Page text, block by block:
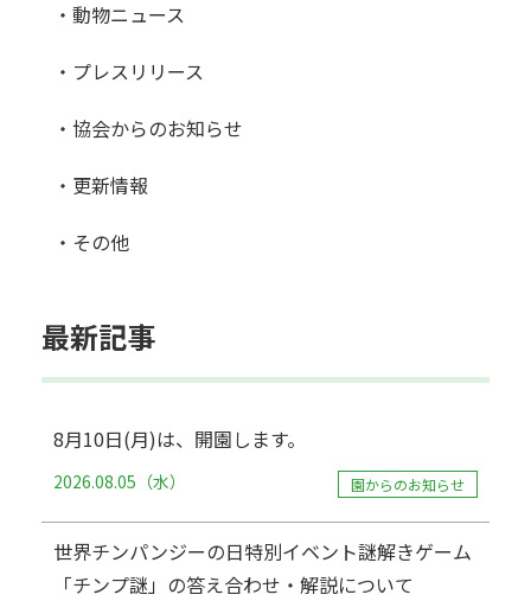
・動物ニュース
・プレスリリース
・協会からのお知らせ
・更新情報
・その他
最新記事
8月10日(月)は、開園します。
2026.08.05（水） 園からのお知らせ
世界チンパンジーの日特別イベント謎解きゲーム
「チンプ謎」の答え合わせ・解説について